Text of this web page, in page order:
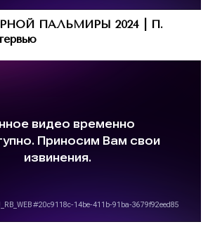
ПАЛЬМИРЫ 2024 | П.